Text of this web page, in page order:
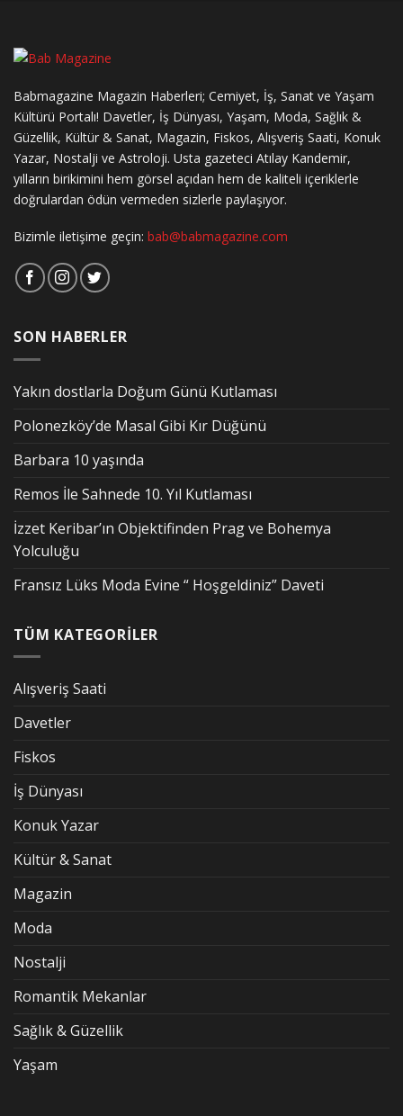
Babmagazine Magazin Haberleri; Cemiyet, İş, Sanat ve Yaşam
Kültürü Portalı! Davetler, İş Dünyası, Yaşam, Moda, Sağlık &
Güzellik, Kültür & Sanat, Magazin, Fiskos, Alışveriş Saati, Konuk
Yazar, Nostalji ve Astroloji. Usta gazeteci Atılay Kandemir,
yılların birikimini hem görsel açıdan hem de kaliteli içeriklerle
doğrulardan ödün vermeden sizlerle paylaşıyor.
Bizimle iletişime geçin: bab@babmagazine.com
SON HABERLER
Yakın dostlarla Doğum Günü Kutlaması
Polonezköy’de Masal Gibi Kır Düğünü
Barbara 10 yaşında
Remos İle Sahnede 10. Yıl Kutlaması
İzzet Keribar’ın Objektifinden Prag ve Bohemya
Yolculuğu
Fransız Lüks Moda Evine “ Hoşgeldiniz” Daveti
TÜM KATEGORİLER
Alışveriş Saati
Davetler
Fiskos
İş Dünyası
Konuk Yazar
Kültür & Sanat
Magazin
Moda
Nostalji
Romantik Mekanlar
Sağlık & Güzellik
Yaşam